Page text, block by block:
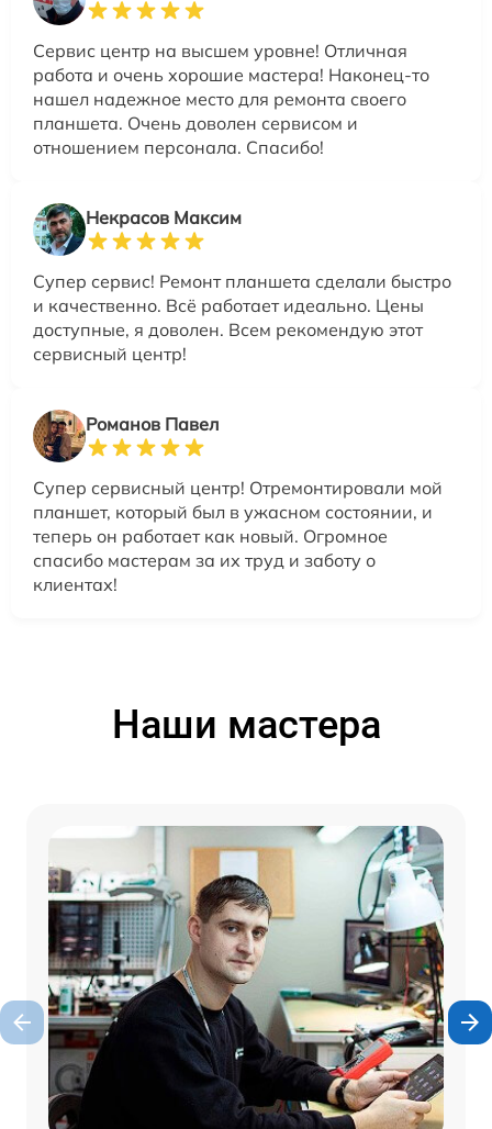
Сервис центр на высшем уровне! Отличная
работа и очень хорошие мастера! Наконец-то
нашел надежное место для ремонта своего
планшета. Очень доволен сервисом и
отношением персонала. Спасибо!
Некрасов Максим
Супер сервис! Ремонт планшета сделали быстро
и качественно. Всё работает идеально. Цены
доступные, я доволен. Всем рекомендую этот
сервисный центр!
Романов Павел
Супер сервисный центр! Отремонтировали мой
планшет, который был в ужасном состоянии, и
теперь он работает как новый. Огромное
спасибо мастерам за их труд и заботу о
клиентах!
Наши мастера